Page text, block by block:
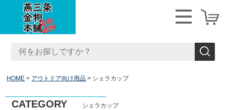
HOME アウトドア向け用品 シェラカップ
CATEGORY シェラカップ